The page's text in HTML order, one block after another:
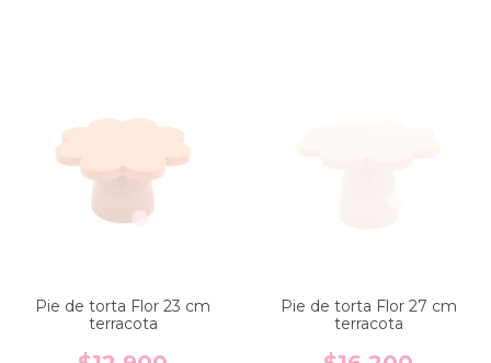
Pie de torta Flor 23 cm
terracota
Pie de torta Flor 27 cm
terracota